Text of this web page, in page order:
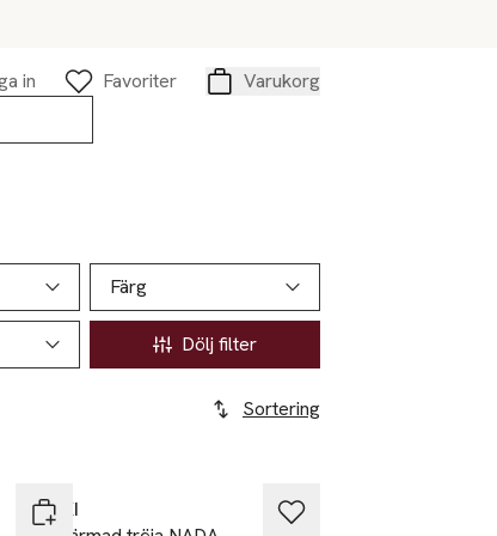
in
Favoriter
Varukorg
Färg
Dölj filter
Sortering
RIKIKI